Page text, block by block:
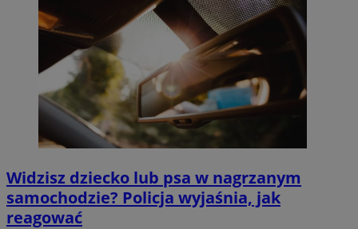
Widzisz dziecko lub psa w nagrzanym
samochodzie? Policja wyjaśnia, jak
reagować